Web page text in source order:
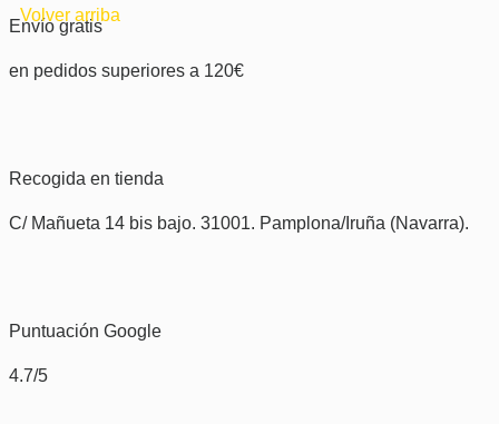
Volver arriba
Envío gratis
en pedidos superiores a 120€
Recogida en tienda
C/ Mañueta 14 bis bajo. 31001. Pamplona/Iruña (Navarra).
Puntuación Google
4.7/5